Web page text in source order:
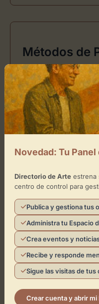
Métodos de
Ubicación de
+
−
Toca el
Novedad: Tu Panel
Directorio de Arteestrena
centro de control para
Publica y gestiona tus
Administra tu Espacio
Crea eventos y
Recibe y responde
Sigue las visitas de tus
Crear cuenta y abrir mi